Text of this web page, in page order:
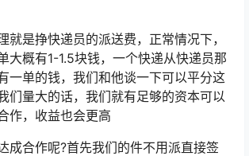
就是挣快递员的派送费，正常情况下，
大概有1-1.5块钱，一个快递从快递员那
一单的钱，我们和他谈一下可以平分这
们量大的话，我们就有足够的资本可以
作，收益也会更高
成合作呢?首先我们的件不用派直接签